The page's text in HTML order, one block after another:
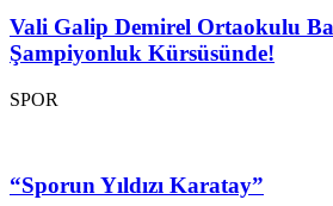
Vali Galip Demirel Ortaokulu
Şampiyonluk Kürsüsünde!
SPOR
“Sporun Yıldızı Karatay”